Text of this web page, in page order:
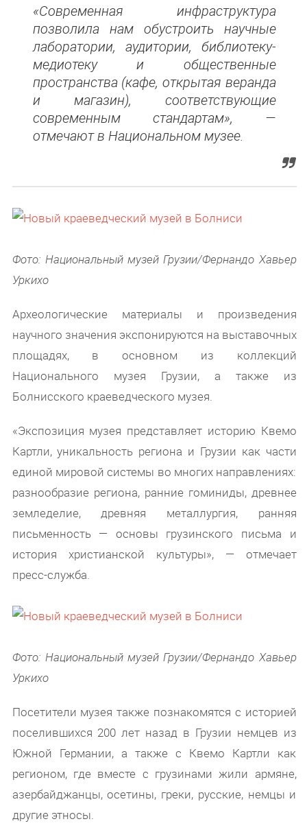
«Современная инфраструктура
позволила нам обустроить научные
лаборатории, аудитории, библиотеку-
медиотеку и общественные
пространства (кафе, открытая веранда
и магазин), соответствующие
современным стандартам», —
отмечают в Национальном музее.
Фото: Национальный музей Грузии/Фернандо Хавьер
Уркихо
Археологические материалы и произведения
научного значения экспонируются на выставочных
площадях, в основном из коллекций
Национального музея Грузии, а также из
Болнисского краеведческого музея.
«Экспозиция музея представляет историю Квемо
Картли, уникальность региона и Грузии как части
единой мировой системы во многих направлениях:
разнообразие региона, ранние гоминиды, древнее
земледелие, древняя металлургия, ранняя
письменность — основы грузинского письма и
история христианской культуры», — отмечает
пресс-служба.
Фото: Национальный музей Грузии/Фернандо Хавьер
Уркихо
Посетители музея также познакомятся с историей
поселившихся 200 лет назад в Грузии немцев из
Южной Германии, а также с Квемо Картли как
регионом, где вместе с грузинами жили армяне,
азербайджанцы, осетины, греки, русские, немцы и
другие этносы.